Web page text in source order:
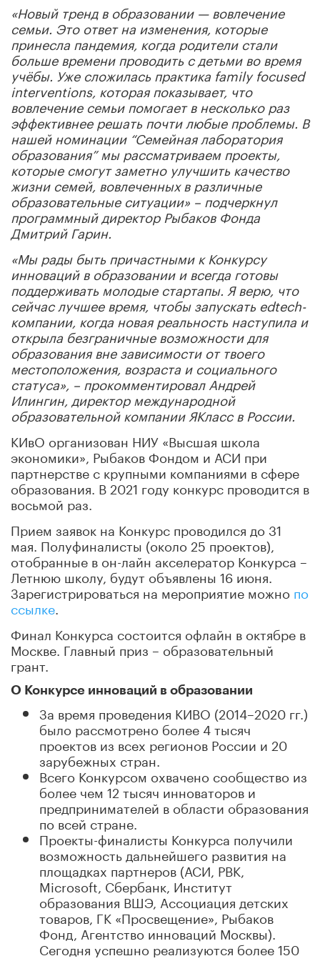
«Новый тренд в образовании — вовлечение
семьи. Это ответ на изменения, которые
принесла пандемия, когда родители стали
больше времени проводить с детьми во время
учёбы. Уже сложилась практика family focused
interventions, которая показывает, что
вовлечение семьи помогает в несколько раз
эффективнее решать почти любые проблемы. В
нашей номинации “Семейная лаборатория
образования” мы рассматриваем проекты,
которые смогут заметно улучшить качество
жизни семей, вовлеченных в различные
образовательные ситуации» – подчеркнул
программный директор Рыбаков Фонда
Дмитрий Гарин.
«Мы рады быть причастными к Конкурсу
инноваций в образовании и всегда готовы
поддерживать молодые стартапы. Я верю, что
сейчас лучшее время, чтобы запускать edtech-
компании, когда новая реальность наступила и
открыла безграничные возможности для
образования вне зависимости от твоего
местоположения, возраста и социального
статуса», – прокомментировал Андрей
Илингин, директор международной
образовательной компании ЯКласс в России.
КИвО организован НИУ «Высшая школа
экономики», Рыбаков Фондом и АСИ при
партнерстве с крупными компаниями в сфере
образования. В 2021 году конкурс проводится в
восьмой раз.
Прием заявок на Конкурс проводился до 31
мая. Полуфиналисты (около 25 проектов),
отобранные в он-лайн акселератор Конкурса –
Летнюю школу, будут объявлены 16 июня.
Зарегистрироваться на мероприятие можно по
ссылке
Финал Конкурса состоится офлайн в октябре в
Москве. Главный приз – образовательный
грант.
О Конкурсе инноваций в образовании
За время проведения КИВО (2014–2020 гг.)
было рассмотрено более 4 тысяч
проектов из всех регионов России и 20
зарубежных стран.
Всего Конкурсом охвачено сообщество из
более чем 12 тысяч инноваторов и
предпринимателей в области образования
по всей стране.
Проекты-финалисты Конкурса получили
возможность дальнейшего развития на
площадках партнеров (АСИ, РВК,
Microsoft, Сбербанк, Институт
образования ВШЭ, Ассоциация детских
товаров, ГК «Просвещение», Рыбаков
Фонд, Агентство инноваций Москвы).
Сегодня успешно реализуются более 150